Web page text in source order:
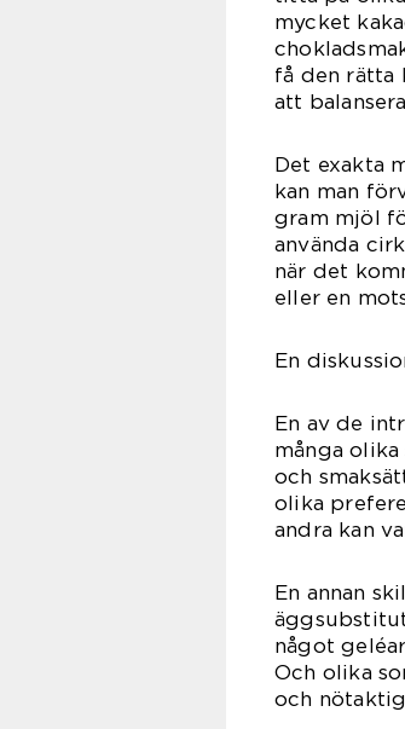
mycket
få den rätta
att
Det exakta
kan man
gram mjöl
använda
när det
eller en
En
En av de
många
och
olika
andra kan
En annan
något
Och olika
och